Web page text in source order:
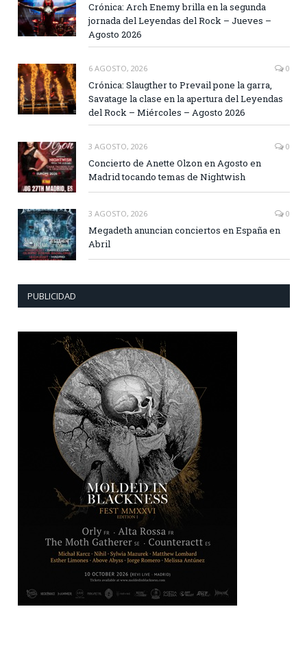
Crónica: Arch Enemy brilla en la segunda
jornada del Leyendas del Rock – Jueves –
Agosto 2026
6 AGOSTO, 2026 0
Crónica: Slaugther to Prevail pone la garra,
Savatage la clase en la apertura del Leyendas
del Rock – Miércoles – Agosto 2026
3 AGOSTO, 2026 0
Concierto de Anette Olzon en Agosto en
Madrid tocando temas de Nightwish
3 AGOSTO, 2026 0
Megadeth anuncian conciertos en España en
Abril
PUBLICIDAD